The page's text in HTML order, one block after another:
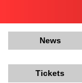
News
Tickets